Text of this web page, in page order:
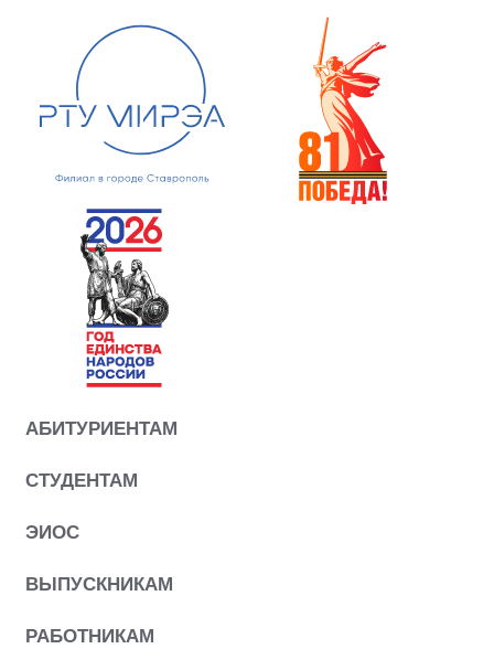
АБИТУРИЕНТАМ
СТУДЕНТАМ
ЭИОС
ВЫПУСКНИКАМ
РАБОТНИКАМ